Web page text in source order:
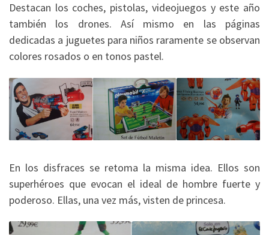
Destacan los coches, pistolas, videojuegos y este año
también los drones. Así mismo en las páginas
dedicadas a juguetes para niños raramente se observan
colores rosados o en tonos pastel.
En los disfraces se retoma la misma idea. Ellos son
superhéroes que evocan el ideal de hombre fuerte y
poderoso. Ellas, una vez más, visten de princesa.